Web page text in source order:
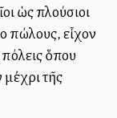
ὡς πλούσιοι
πώλους, εἶχον
ὅπου
τῆς